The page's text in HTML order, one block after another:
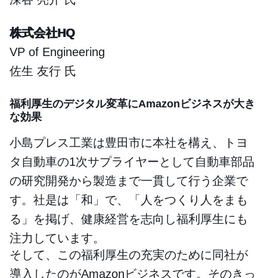
株式会社HQ
VP of Engineering
佐生 友行 氏
福利厚生のデジタル変革にAmazonビジネスが大き
な効果
小島プレス工業は豊田市に本社を構え、トヨ
タ自動車の1次サプライヤーとして自動車部品
の研究開発から製造まで一貫して行う企業で
す。社是は「和」で、「人をつくり人をまも
る」を掲げ、健康経営を志向し福利厚生にも
注力しています。
そして、この福利厚生の充実のために同社が
導入したのがAmazonビジネスです。そのきっ